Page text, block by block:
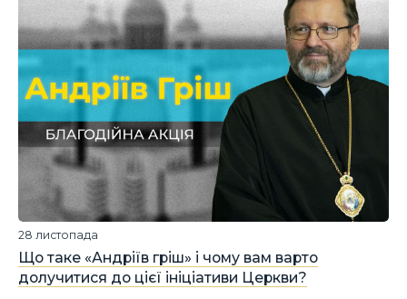
Що таке «Андріїв гріш» і чому вам варто
долучитися до цієї ініціативи Церкви?
28 листопада